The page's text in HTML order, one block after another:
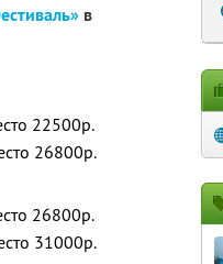
в
22500р.
26800р.
26800р.
31000р.